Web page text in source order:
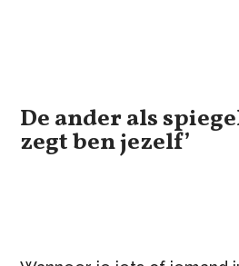
De ander als
zegt ben jezelf’